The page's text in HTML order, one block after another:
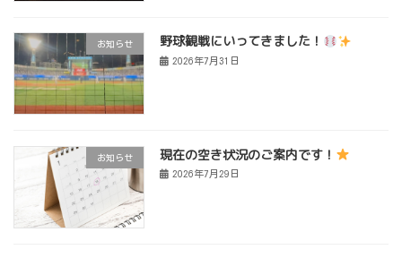
お知らせ 野球観戦にいってきました！
2026年7月31日
お知らせ 現在の空き状況のご案内です！
2026年7月29日